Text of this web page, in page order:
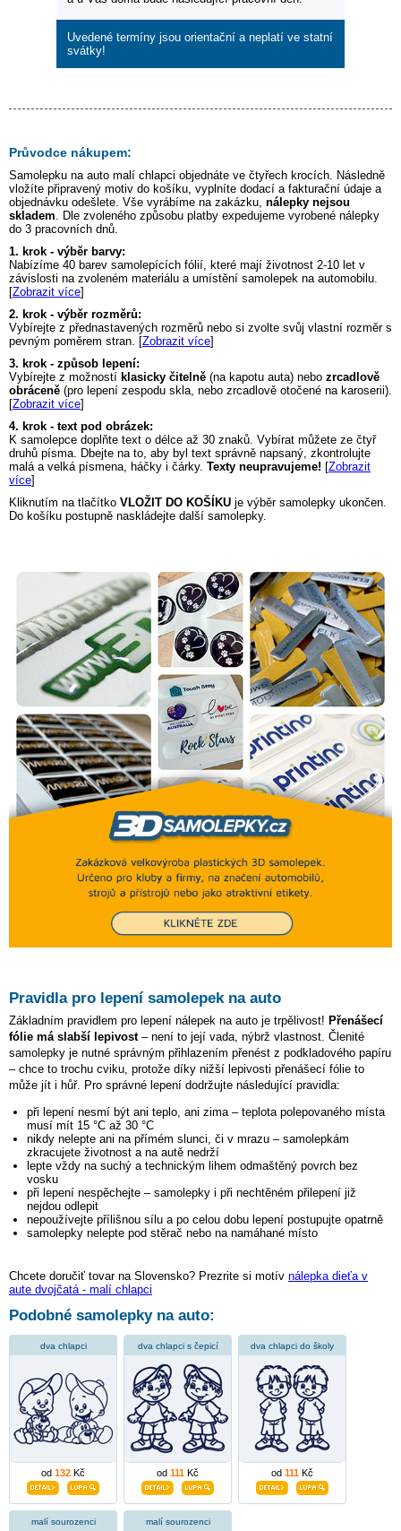
Uvedené termíny jsou orientační a neplatí ve statní
svátky!
Průvodce nákupem:
Samolepku na auto malí chlapci objednáte ve čtyřech krocích. Následně
vložíte připravený motiv do košíku, vyplníte dodací a fakturační údaje a
objednávku odešlete. Vše vyrábíme na zakázku, nálepky nejsou
skladem . Dle zvoleného způsobu platby expedujeme vyrobené nálepky
do 3 pracovních dnů.
1. krok - výběr barvy:
Nabízíme 40 barev samolepících fólií, které mají životnost 2-10 let v
závislosti na zvoleném materiálu a umístění samolepek na automobilu.
[Zobrazit více]
2. krok - výběr rozměrů:
Vybírejte z přednastavených rozměrů nebo si zvolte svůj vlastní rozměr s
pevným poměrem stran. [Zobrazit více]
3. krok - způsob lepení:
Vybírejte z možností klasicky čitelně (na kapotu auta) nebo zrcadlově
obráceně (pro lepení zespodu skla, nebo zrcadlově otočené na karoserii).
[Zobrazit více]
4. krok - text pod obrázek:
K samolepce doplňte text o délce až 30 znaků. Vybírat můžete ze čtyř
druhů písma. Dbejte na to, aby byl text správně napsaný, zkontrolujte
malá a velká písmena, háčky i čárky. Texty neupravujeme! [Zobrazit
více]
Kliknutím na tlačítko VLOŽIT DO KOŠÍKU je výběr samolepky ukončen.
Do košíku postupně naskládejte další samolepky.
Pravidla pro lepení samolepek na auto
Základním pravidlem pro lepení nálepek na auto je trpělivost! Přenášecí
fólie má slabší lepivost– není to její vada, nýbrž vlastnost. Členité
samolepky je nutné správným přihlazením přenést z podkladového papíru
– chce to trochu cviku, protože díky nižší lepivosti přenášecí fólie to
může jít i hůř. Pro správné lepení dodržujte následující pravidla:
při lepení nesmí být ani teplo, ani zima – teplota polepovaného místa
musí mít 15 °C až 30 °C
nikdy nelepte ani na přímém slunci, či v mrazu – samolepkám
zkracujete životnost a na autě nedrží
lepte vždy na suchý a technickým lihem odmaštěný povrch bez
vosku
při lepení nespěchejte – samolepky i při nechtěném přilepení již
nejdou odlepit
nepoužívejte přílišnou sílu a po celou dobu lepení postupujte opatrně
samolepky nelepte pod stěrač nebo na namáhané místo
Chcete doručiť tovar na Slovensko? Prezrite si motív nálepka dieťa v
aute dvojčatá - malí chlapci
Podobné samolepky na auto:
dva chlapci
od 132 Kč
dva chlapci s čepicí
od 111 Kč
dva chlapci do školy
od 111 Kč
malí sourozenci malí sourozenci